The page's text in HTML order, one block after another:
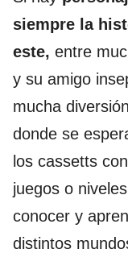
siempre la
este, entre
y su amigo
mucha
donde se
los cassetts
juegos o
conocer y
distintos